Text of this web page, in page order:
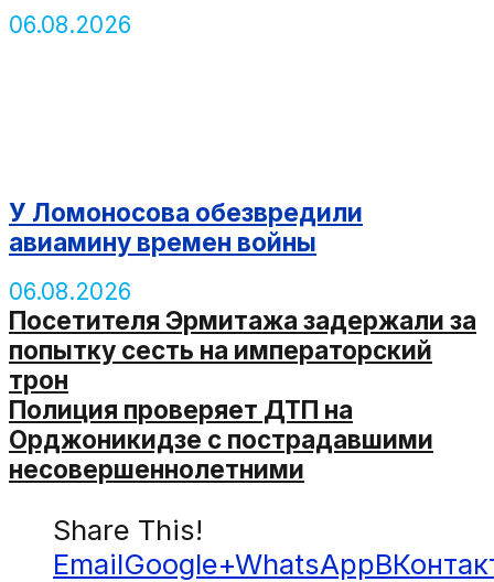
06.08.2026
У Ломоносова обезвредили
авиамину времен войны
06.08.2026
Посетителя Эрмитажа задержали за
попытку сесть на императорский
трон
Полиция проверяет ДТП на
Орджоникидзе с пострадавшими
несовершеннолетними
Share This!
EmailGoogle+WhatsApp